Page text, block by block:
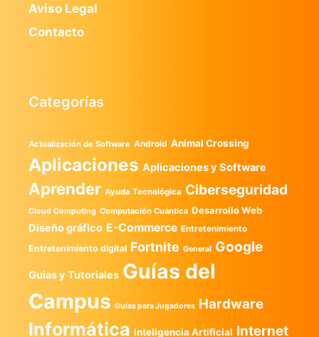
Aviso Legal
Contacto
Categorías
Actualización de Software Android Animal Crossing
Aplicaciones Aplicaciones y Software
Aprender Ayuda Tecnológica Ciberseguridad
Cloud Computing Computación Cuántica Desarrollo Web
Diseño gráfico E-Commerce Entretenimiento
Entretenimiento digital Fortnite General Google
Guias y Tutoriales Guías del
Campus Guías para Jugadores Hardware
Informática Inteligencia Artificial Internet